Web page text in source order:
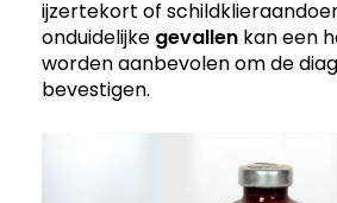
ijzertekort of
onduidelijke gevallen kan een
worden aanbevolen om de
bevestigen.